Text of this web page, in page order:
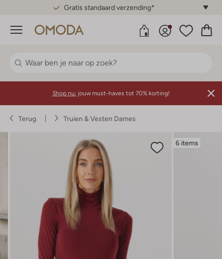
Gratis standaard verzending*
Menu
Shop nu: jouw must-haves tot 70% korting!
Terug Truien & Vesten Dames
6 items